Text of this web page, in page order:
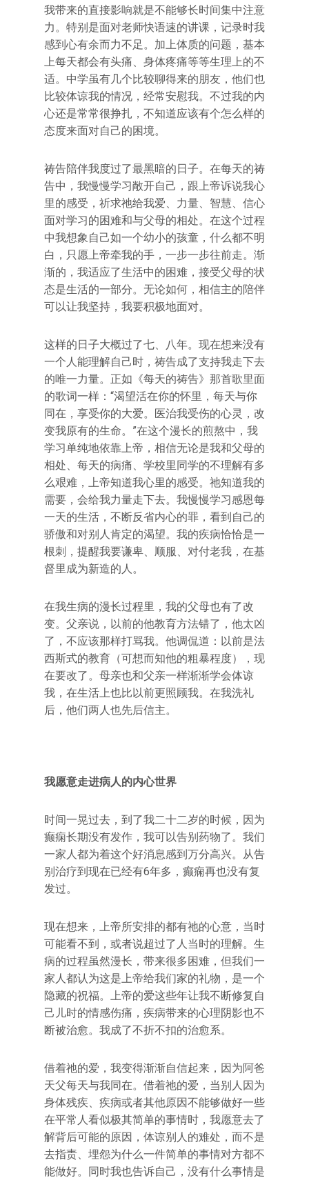
我带来的直接影响就是不能够长时间集中注意
力。特别是面对老师快语速的讲课，记录时我
感到心有余而力不足。加上体质的问题，基本
上每天都会有头痛、身体疼痛等等生理上的不
适。中学虽有几个比较聊得来的朋友，他们也
比较体谅我的情况，经常安慰我。不过我的内
心还是常常很挣扎，不知道应该有个怎么样的
态度来面对自己的困境。
祷告陪伴我度过了最黑暗的日子。在每天的祷
告中，我慢慢学习敞开自己，跟上帝诉说我心
里的感受，祈求祂给我爱、力量、智慧、信心
面对学习的困难和与父母的相处。在这个过程
中我想象自己如一个幼小的孩童，什么都不明
白，只愿上帝牵我的手，一步一步往前走。渐
渐的，我适应了生活中的困难，接受父母的状
态是生活的一部分。无论如何，相信主的陪伴
可以让我坚持，我要积极地面对。
这样的日子大概过了七、八年。现在想来没有
一个人能理解自己时，祷告成了支持我走下去
的唯一力量。正如《每天的祷告》那首歌里面
的歌词一样：“渴望活在你的怀里，每天与你
同在，享受你的大爱。医治我受伤的心灵，改
变我原有的生命。”在这个漫长的煎熬中，我
学习单纯地依靠上帝，相信无论是我和父母的
相处、每天的病痛、学校里同学的不理解有多
么艰难，上帝知道我心里的感受。祂知道我的
需要，会给我力量走下去。我慢慢学习感恩每
一天的生活，不断反省内心的罪，看到自己的
骄傲和对别人肯定的渴望。我的疾病恰恰是一
根刺，提醒我要谦卑、顺服、对付老我，在基
督里成为新造的人。
在我生病的漫长过程里，我的父母也有了改
变。父亲说，以前的他教育方法错了，他太凶
了，不应该那样打骂我。他调侃道：以前是法
西斯式的教育（可想而知他的粗暴程度），现
在要改了。母亲也和父亲一样渐渐学会体谅
我，在生活上也比以前更照顾我。在我洗礼
后，他们两人也先后信主。
我愿意走进病人的内心世界
时间一晃过去，到了我二十二岁的时候，因为
癫痫长期没有发作，我可以告别药物了。我们
一家人都为着这个好消息感到万分高兴。从告
别治疗到现在已经有6年多，癫痫再也没有复
发过。
现在想来，上帝所安排的都有祂的心意，当时
可能看不到，或者说超过了人当时的理解。生
病的过程虽然漫长，带来很多困难，但我们一
家人都认为这是上帝给我们家的礼物，是一个
隐藏的祝福。上帝的爱这些年让我不断修复自
己儿时的情感伤痛，疾病带来的心理阴影也不
断被治愈。我成了不折不扣的治愈系。
借着祂的爱，我变得渐渐自信起来，因为阿爸
天父每天与我同在。借着祂的爱，当别人因为
身体残疾、疾病或者其他原因不能够做好一些
在平常人看似极其简单的事情时，我愿意去了
解背后可能的原因，体谅别人的难处，而不是
去指责、埋怨为什么一件简单的事情对方都不
能做好。同时我也告诉自己，没有什么事情是